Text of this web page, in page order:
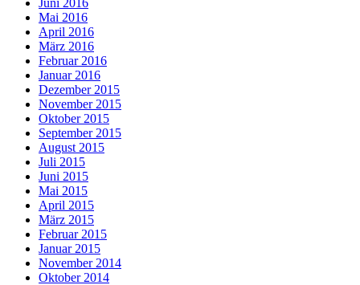
Mai 2016
April 2016
März 2016
Februar 2016
Januar 2016
Dezember 2015
November 2015
Oktober 2015
September 2015
August 2015
Juli 2015
Juni 2015
Mai 2015
April 2015
März 2015
Februar 2015
Januar 2015
November 2014
Oktober 2014